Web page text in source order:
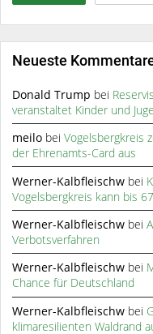
Neueste
Donald Trump bei
veranstaltet Kinder und
meilo beiVogelsbergkreis
der Ehrenamts-Card aus
Werner-Kalbfleischw bei
Vogelsbergkreis kann bis
Werner-Kalbfleischw bei
Verbotsverfahren
Werner-Kalbfleischw bei
Chance für Deutschland
Werner-Kalbfleischw bei
klimaresilienten Waldrand